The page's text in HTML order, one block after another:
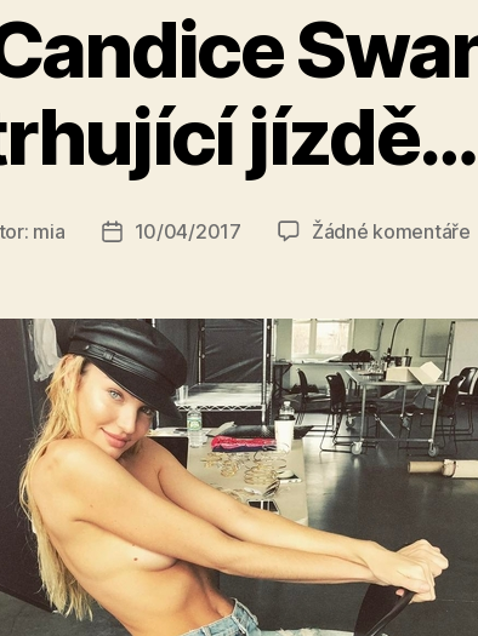
jízdě…
mia
Datum
10/04/2017 Žádné komentářeu
v